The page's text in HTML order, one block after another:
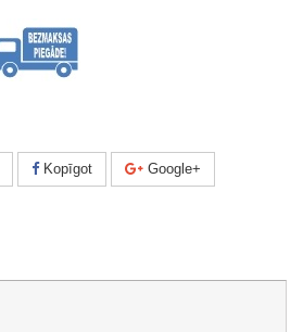
Kopīgot Google+